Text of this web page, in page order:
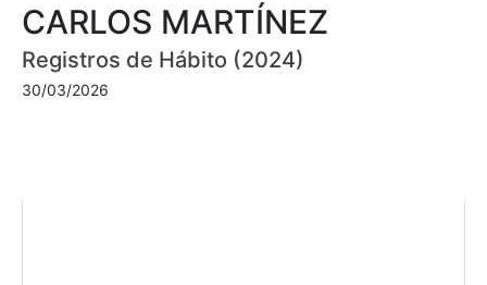
CARLOS MARTÍNEZ
Registros de Hábito (2024)
30/03/2026